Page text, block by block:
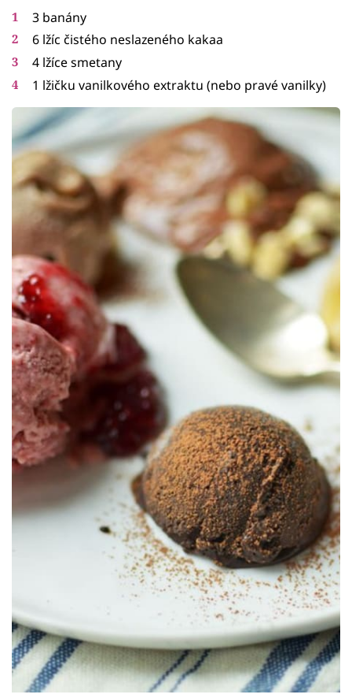
3 banány
6 lžíc čistého neslazeného kakaa
4 lžíce smetany
1 lžičku vanilkového extraktu (nebo pravé vanilky)